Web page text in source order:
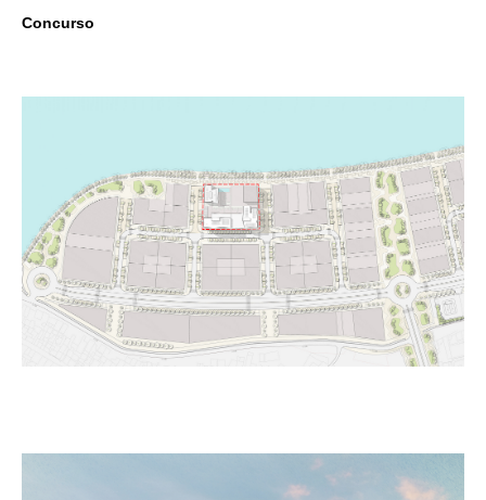
Concurso